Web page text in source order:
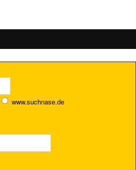
www.suchnase.de